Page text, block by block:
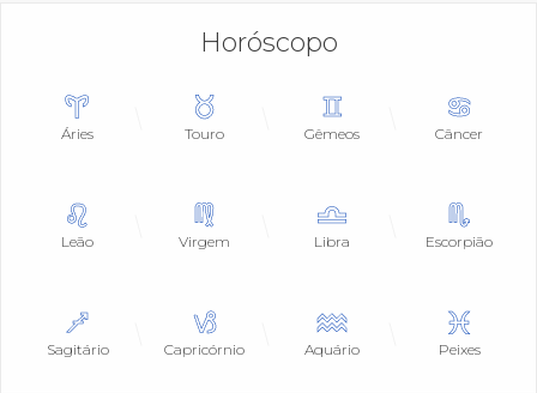
Horóscopo
Áries Touro Gêmeos Câncer
Leão Virgem Libra Escorpião
Sagitário Capricórnio Aquário Peixes